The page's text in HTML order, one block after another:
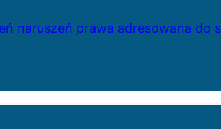
naruszeń prawa adresowana